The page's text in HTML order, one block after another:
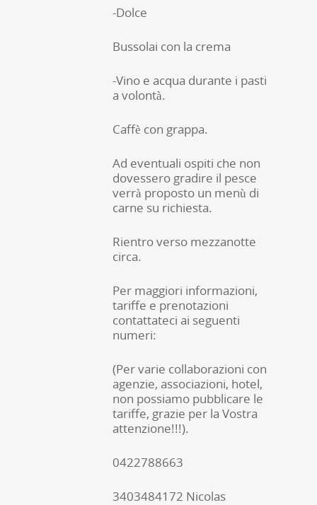
-Dolce
Bussolai con la crema
-Vino e acqua durante i pasti
a volontà.
Caffè con grappa.
Ad eventuali ospiti che non
dovessero gradire il pesce
verrà proposto un menù di
carne su richiesta.
Rientro verso mezzanotte
circa.
Per maggiori informazioni,
tariffe e prenotazioni
contattateci ai seguenti
numeri:
(Per varie collaborazioni con
agenzie, associazioni, hotel,
non possiamo pubblicare le
tariffe, grazie per la Vostra
attenzione!!!).
0422788663
3403484172 Nicolas